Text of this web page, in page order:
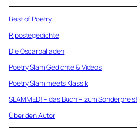
Best of Poetry
Ripostegedichte
Die Oscarballaden
Poetry Slam Gedichte & Videos
Poetry Slam meets Klassik
SLAMMED! – das Buch – zum Sonderpreis!
Über den Autor